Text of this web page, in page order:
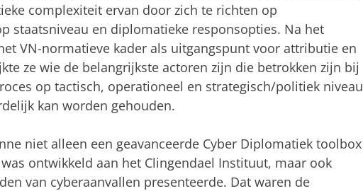
complexiteit ervan door zich te richten op
staatsniveau en diplomatieke responsopties. Na het
VN-normatieve kader als uitgangspunt voor attributie en
ze wie de belangrijkste actoren zijn die betrokken zijn bij
op tactisch, operationeel en strategisch/politiek niveau
kan worden gehouden.
niet alleen een geavanceerde Cyber Diplomatiek toolbox
ontwikkeld aan het Clingendael Instituut, maar ook
van cyberaanvallen presenteerde. Dat waren de